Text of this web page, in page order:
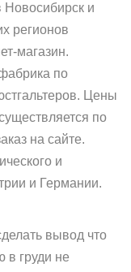
Новосибирск и
регионов
магазин.
по
Цены
по
на сайте.
и
и Германии.
вывод что
в груди не